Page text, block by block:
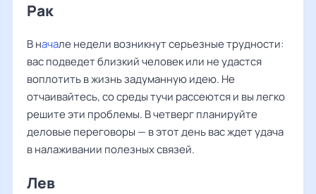
Рак
В начале недели возникнут серьезные трудности:
вас подведет близкий человек или не удастся
воплотить в жизнь задуманную идею. Не
отчаивайтесь, со среды тучи рассеются и вы легко
решите эти проблемы. В четверг планируйте
деловые переговоры — в этот день вас ждет удача
в налаживании полезных связей.
Лев